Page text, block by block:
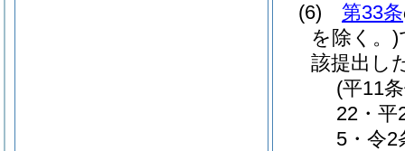
(6)
第33条
を除く。)
該提出し
(平11
22・平
5・令2